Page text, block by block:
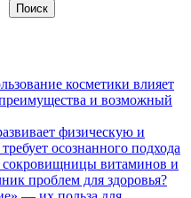
Поиск
косметики влияет
и возможный
физическую и
осознанного подхода
витаминов и
проблем для здоровья?